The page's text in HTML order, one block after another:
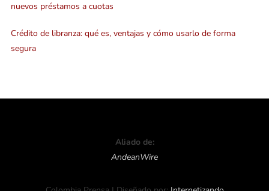
nuevos préstamos a cuotas
Crédito de libranza: qué es, ventajas y cómo usarlo de forma
segura
Aliado de:
AndeanWire